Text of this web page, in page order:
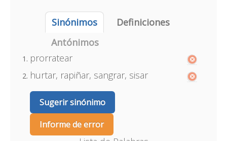
Sinónimos
Definiciones
Antónimos
prorratear
hurtar, rapiñar, sangrar, sisar
Sugerir sinónimo
Informe de error